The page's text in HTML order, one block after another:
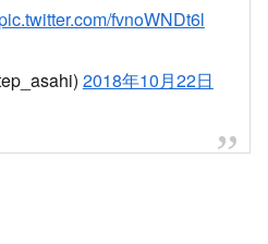
fvnoWNDt6l
2018年10月22日